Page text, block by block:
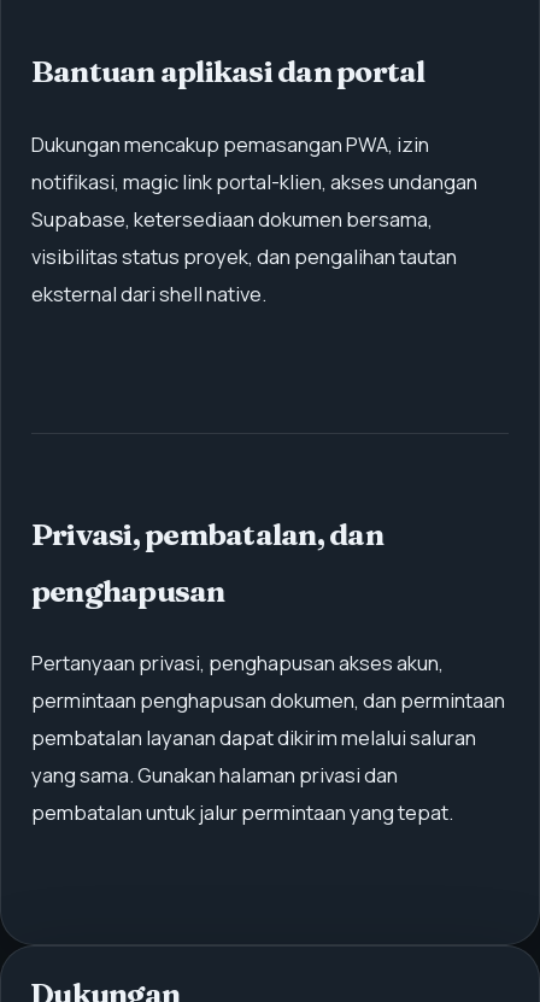
Bantuan aplikasi dan portal
Dukungan mencakup pemasangan PWA, izin
notifikasi, magic link portal-klien, akses undangan
Supabase, ketersediaan dokumen bersama,
visibilitas status proyek, dan pengalihan tautan
eksternal dari shell native.
Privasi, pembatalan, dan
penghapusan
Pertanyaan privasi, penghapusan akses akun,
permintaan penghapusan dokumen, dan permintaan
pembatalan layanan dapat dikirim melalui saluran
yang sama. Gunakan halaman privasi dan
pembatalan untuk jalur permintaan yang tepat.
Dukungan